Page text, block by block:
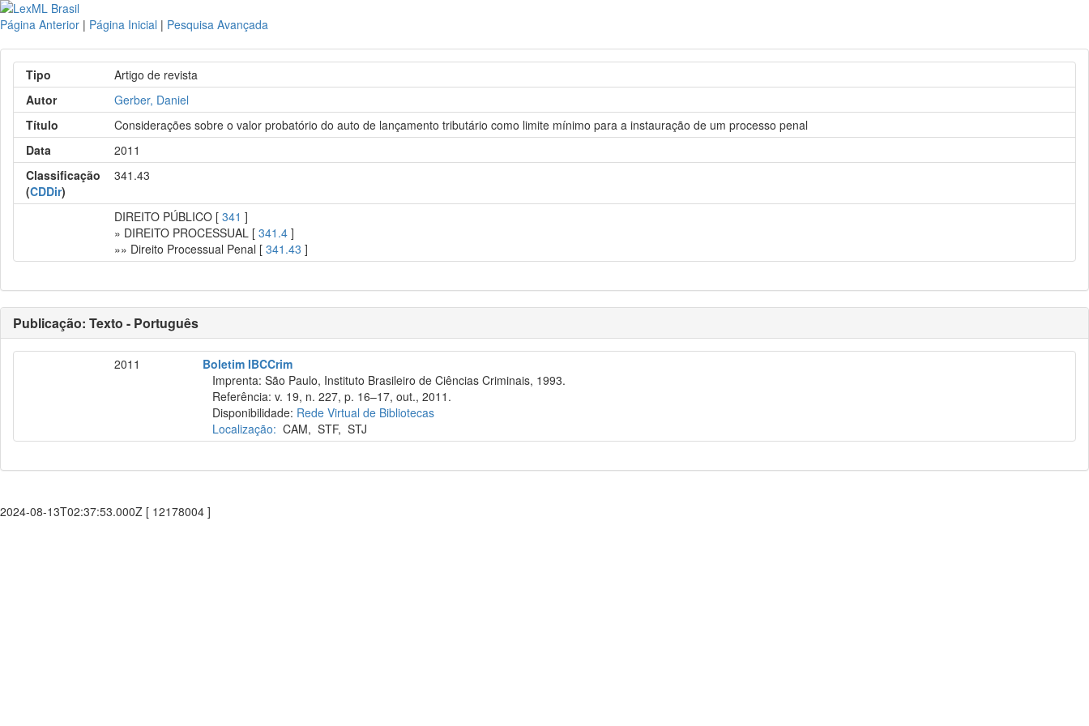
Página Anterior | Página Inicial | Pesquisa Avançada
Tipo
Artigo de revista
Autor
Gerber, Daniel
Título
Considerações sobre o valor probatório do auto de lançamento tributário como limite mínimo para a instauração de um processo penal
Data
2011
Classificação
(CDDir)
341.43
DIREITO PÚBLICO [341 ]
» DIREITO PROCESSUAL [341.4 ]
»» Direito Processual Penal [341.43 ]
Publicação: Texto - Português
2011
Boletim IBCCrim
Imprenta: São Paulo, Instituto Brasileiro de Ciências Criminais, 1993.
Referência: v. 19, n. 227, p. 16–17, out., 2011.
Disponibilidade: Rede Virtual de Bibliotecas
Localização: CAM,STF,STJ
2024-08-13T02:37:53.000Z [ 12178004 ]